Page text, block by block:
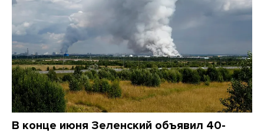
В конце июня Зеленский объявил 40-